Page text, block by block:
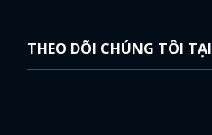
THEO DÕI CHÚNG TÔI TẠI